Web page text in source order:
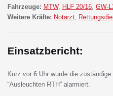
Fahrzeuge: MTW, HLF 20/16, GW-
Weitere Kräfte: Notarzt,
Einsatzbericht:
Kurz vor 6 Uhr wurde die
“Ausleuchten RTH” alarmiert.